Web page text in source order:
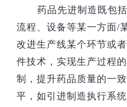
药品先进制造既包
流程、设备等某一方面/
改进生产线某个环节或
件技术，实现生产过程
制，提升药品质量的一
平，如引进制造执行系